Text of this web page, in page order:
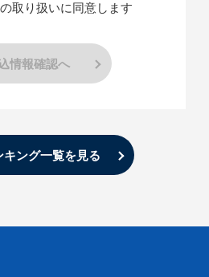
取り扱いに同意します
情報確認へ
キング一覧を見る